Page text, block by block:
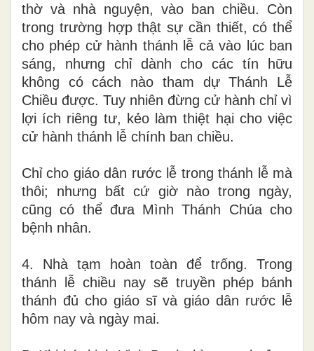
thờ và nhà nguyện, vào ban chiều. Còn
trong trường hợp thật sự cần thiết, có thể
cho phép cử hành thánh lễ cả vào lúc ban
sáng, nhưng chỉ dành cho các tín hữu
không có cách nào tham dự Thánh Lễ
Chiều được. Tuy nhiên đừng cử hành chỉ vì
lợi ích riêng tư, kẻo làm thiệt hại cho việc
cử hành thánh lễ chính ban chiều.
Chỉ cho giáo dân rước lễ trong thánh lễ mà
thôi; nhưng bất cứ giờ nào trong ngày,
cũng có thể đưa Mình Thánh Chúa cho
bệnh nhân.
4. Nhà tạm hoàn toàn để trống. Trong
thánh lễ chiều nay sẽ truyền phép bánh
thánh đủ cho giáo sĩ và giáo dân rước lễ
hôm nay và ngày mai.